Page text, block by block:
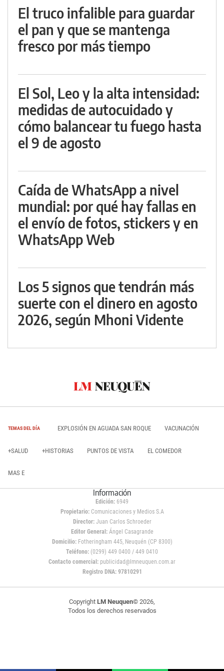
El truco infalible para guardar
el pan y que se mantenga
fresco por más tiempo
El Sol, Leo y la alta intensidad:
medidas de autocuidado y
cómo balancear tu fuego hasta
el 9 de agosto
Caída de WhatsApp a nivel
mundial: por qué hay fallas en
el envío de fotos, stickers y en
WhatsApp Web
Los 5 signos que tendrán más
suerte con el dinero en agosto
2026, según Mhoni Vidente
TEMAS DEL DÍA EXPLOSIÓN EN AGUADA SAN ROQUE VACUNACIÓN
+SALUD +HISTORIAS PUNTOS DE VISTA EL COMEDOR
MAS E
Información
Edición: 6949
Propietario:Comunicaciones y Medios S.A
Director: Juan Carlos Schroeder
Editor General:Ángel Casagrande
Domicilio:Fotheringham 445, Neuquén (CP 8300)
Teléfono: (0299) 449 0400 / 449 0410
Contacto comercial: publicidad@lmneuquen.com.ar
Registro DNA: 97810291
Copyright LM Neuquen© 2026,
Todos los derechos reservados